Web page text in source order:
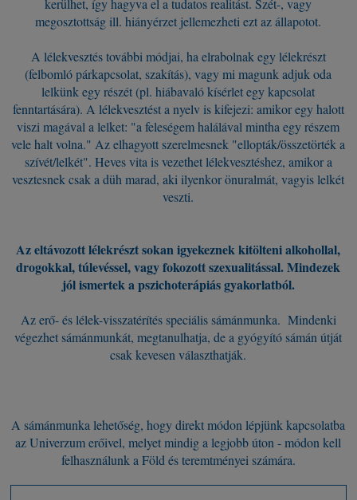
kerülhet, így hagyva el a tudatos realitást. Szét-, vagy
megosztottság ill. hiányérzet jellemezheti ezt az állapotot.
A lélekvesztés további módjai, ha elrabolnak egy lélekrészt
(felbomló párkapcsolat, szakítás), vagy mi magunk adjuk oda
lelkünk egy részét (pl. hiábavaló kísérlet egy kapcsolat
fenntartására). A lélekvesztést a nyelv is kifejezi: amikor egy halott
viszi magával a lelket: "a feleségem halálával mintha egy részem
vele halt volna." Az elhagyott szerelmesnek "ellopták/összetörték a
szívét/lelkét". Heves vita is vezethet lélekvesztéshez, amikor a
vesztesnek csak a düh marad, aki ilyenkor önuralmát, vagyis lelkét
veszti.
Az eltávozott lélekrészt sokan igyekeznek kitölteni alkohollal,
drogokkal, túlevéssel, vagy fokozott szexualitással. Mindezek
jól ismertek a pszichoterápiás gyakorlatból.
Az erő- és lélek-visszatérítés speciális sámánmunka. Mindenki
végezhet sámánmunkát, megtanulhatja, de a gyógyító sámán útját
csak kevesen választhatják.
A sámánmunka lehetőség, hogy direkt módon lépjünk kapcsolatba
az Univerzum erőivel, melyet mindig a legjobb úton - módon kell
felhasználunk a Föld és teremtményei számára.